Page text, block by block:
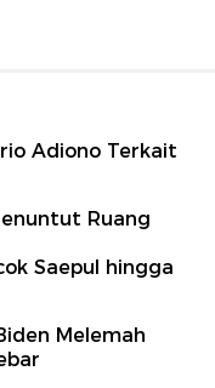
Adiono Terkait
Ruang
Saepul hingga
Melemah